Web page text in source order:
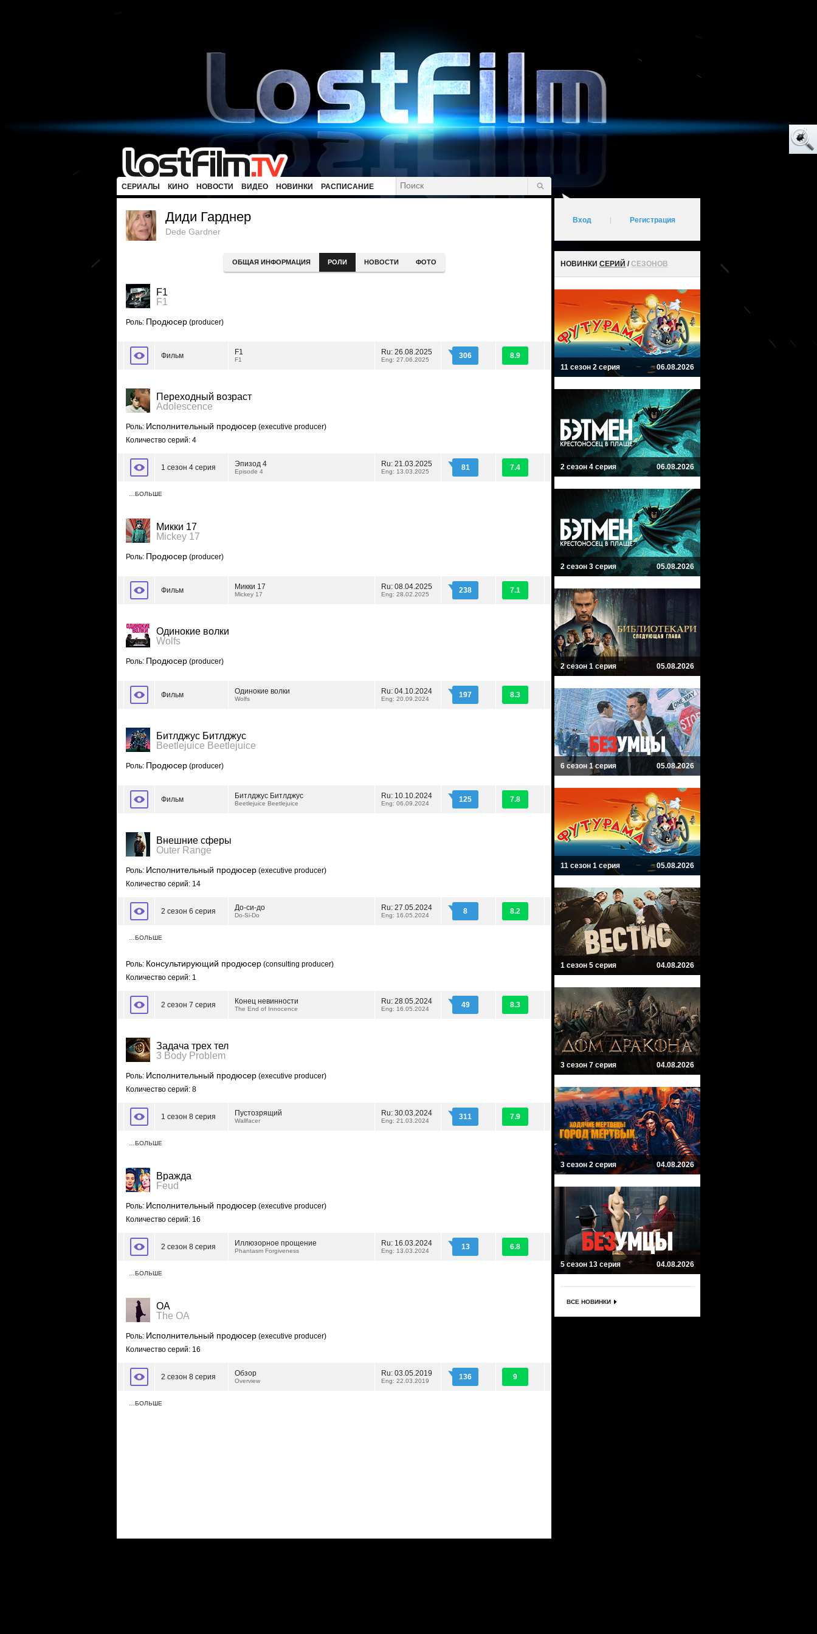
СЕРИАЛЫ КИНО НОВОСТИ ВИДЕО НОВИНКИ РАСПИСАНИЕ
Диди Гарднер
Dede Gardner
ОБЩАЯ ИНФОРМАЦИЯ РОЛИ НОВОСТИ ФОТО
F1
F1
Роль: Продюсер (producer)
Фильм F1
F1
Ru: 26.08.2025
Eng: 27.06.2025 306 8.9
Переходный возраст
Adolescence
Роль: Исполнительный продюсер (executive producer)
Количество серий: 4
1 сезон 4 серия Эпизод 4
Episode 4
Ru: 21.03.2025
Eng: 13.03.2025 81 7.4
…БОЛЬШЕ
Микки 17
Mickey 17
Роль: Продюсер (producer)
Фильм Микки 17
Mickey 17
Ru: 08.04.2025
Eng: 28.02.2025 238 7.1
Одинокие волки
Wolfs
Роль: Продюсер (producer)
Фильм Одинокие волки
Wolfs
Ru: 04.10.2024
Eng: 20.09.2024 197 8.3
Битлджус Битлджус
Beetlejuice Beetlejuice
Роль: Продюсер (producer)
Фильм Битлджус Битлджус
Beetlejuice Beetlejuice
Ru: 10.10.2024
Eng: 06.09.2024 125 7.8
Внешние сферы
Outer Range
Роль: Исполнительный продюсер (executive producer)
Количество серий: 14
2 сезон 6 серия До-си-до
Do-Si-Do
Ru: 27.05.2024
Eng: 16.05.2024 8 8.2
…БОЛЬШЕ
Роль: Консультирующий продюсер (consulting producer)
Количество серий: 1
2 сезон 7 серия Конец невинности
The End of Innocence
Ru: 28.05.2024
Eng: 16.05.2024 49 8.3
Задача трех тел
3 Body Problem
Роль: Исполнительный продюсер (executive producer)
Количество серий: 8
1 сезон 8 серия Пустозрящий
Wallfacer
Ru: 30.03.2024
Eng: 21.03.2024 311 7.9
…БОЛЬШЕ
Вражда
Feud
Роль: Исполнительный продюсер (executive producer)
Количество серий: 16
2 сезон 8 серия Иллюзорное прощение
Phantasm Forgiveness
Ru: 16.03.2024
Eng: 13.03.2024 13 6.8
…БОЛЬШЕ
ОА
The OA
Роль: Исполнительный продюсер (executive producer)
Количество серий: 16
2 сезон 8 серия Обзор
Overview
Ru: 03.05.2019
Eng: 22.03.2019 136 9
…БОЛЬШЕ
Вход Регистрация
НОВИНКИ СЕРИЙ /СЕЗОНОВ
11 сезон 2 серия 06.08.2026
2 сезон 4 серия 06.08.2026
2 сезон 3 серия 05.08.2026
2 сезон 1 серия 05.08.2026
6 сезон 1 серия 05.08.2026
11 сезон 1 серия 05.08.2026
1 сезон 5 серия 04.08.2026
3 сезон 7 серия 04.08.2026
3 сезон 2 серия 04.08.2026
5 сезон 13 серия 04.08.2026
ВСЕ НОВИНКИ